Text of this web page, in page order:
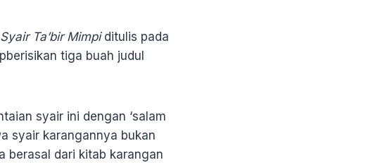
Syair Ta’bir Mimpiditulis pada
tiga buah judul
syair ini dengan ‘salam
syair karangannya bukan
berasal dari kitab karangan